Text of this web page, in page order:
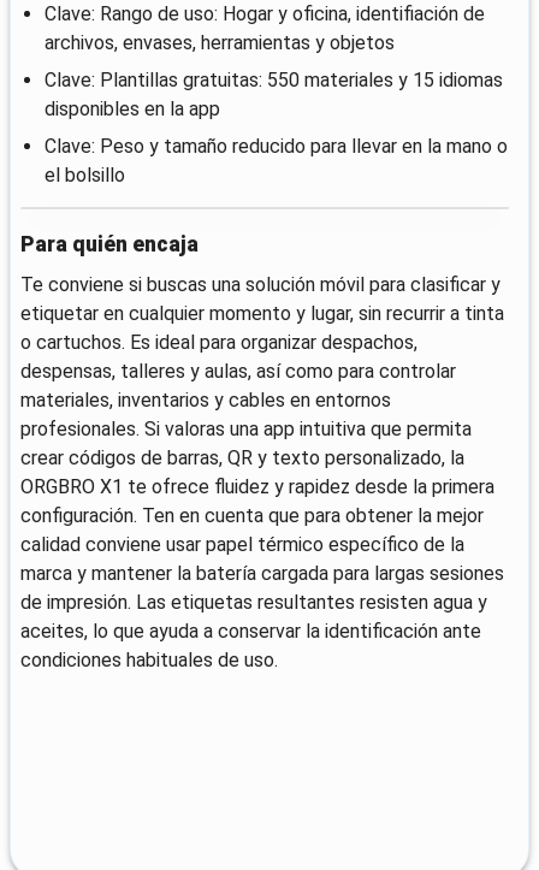
Clave: Rango de uso: Hogar y oficina, identifiación de
archivos, envases, herramientas y objetos
Clave: Plantillas gratuitas: 550 materiales y 15 idiomas
disponibles en la app
Clave: Peso y tamaño reducido para llevar en la mano o
el bolsillo
Para quién encaja
Te conviene si buscas una solución móvil para clasificar y
etiquetar en cualquier momento y lugar, sin recurrir a tinta
o cartuchos. Es ideal para organizar despachos,
despensas, talleres y aulas, así como para controlar
materiales, inventarios y cables en entornos
profesionales. Si valoras una app intuitiva que permita
crear códigos de barras, QR y texto personalizado, la
ORGBRO X1 te ofrece fluidez y rapidez desde la primera
configuración. Ten en cuenta que para obtener la mejor
calidad conviene usar papel térmico específico de la
marca y mantener la batería cargada para largas sesiones
de impresión. Las etiquetas resultantes resisten agua y
aceites, lo que ayuda a conservar la identificación ante
condiciones habituales de uso.